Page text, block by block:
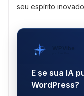
seu espírito
WPVibe
E se sua IA
WordPress?